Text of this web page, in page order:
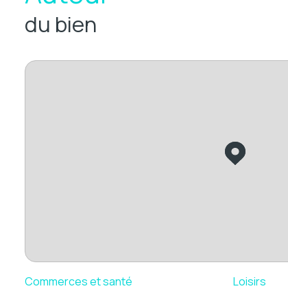
du bien
Commerces et santé Loisirs